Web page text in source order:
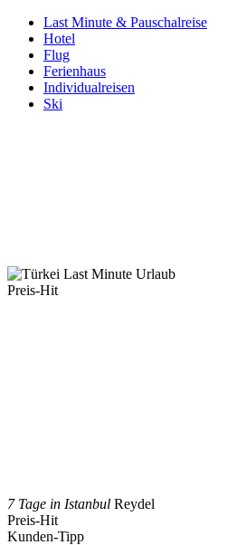
Last Minute & Pauschalreise
Hotel
Flug
Ferienhaus
Individualreisen
Ski
Preis-Hit
7 Tage in Istanbul Reydel
Preis-Hit
Kunden-Tipp